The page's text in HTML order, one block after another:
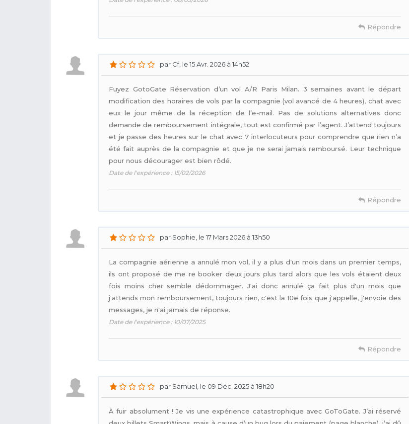
Répondre
par Cf, le 15 Avr. 2026 à 14h52
Fuyez GotoGate Réservation d’un vol A/R Paris Milan. 3 semaines avant le départ
modification des horaires de vols par la compagnie (vol avancé de 4 heures), chat avec
eux le jour même de la réception de l’e-mail. Pas de solutions alternatives donc
demande de remboursement intégrale, tout est confirmé par l’agent. J’attend toujours
et je passe des heures sur le chat avec 7 interlocuteurs pour comprendre que rien n’a
été fait auprès de la compagnie et que je ne serai jamais remboursé. Leur technique
pour nous décourager est bien rôdé.
Date de l'expérience : 15/02/2026
Répondre
par Sophie, le 17 Mars 2026 à 13h50
La compagnie aérienne a annulé mon vol, il y a plus d'un mois dans un premier temps,
ils ont proposé de me re booker deux jours plus tard alors que les vols étaient deux
fois moins cher semble dédommager. J'ai donc annulé ça fait plus d'un mois que
j'attends mon remboursement, toujours rien, c'est la 10e fois que j'appelle, j'envoie des
messages, je n'ai jamais de réponse.
Date de l'expérience : 10/07/2025
Répondre
par Samuel, le 09 Déc. 2025 à 18h20
À fuir absolument ! Je vis une expérience catastrophique avec GoToGate. J’ai réservé